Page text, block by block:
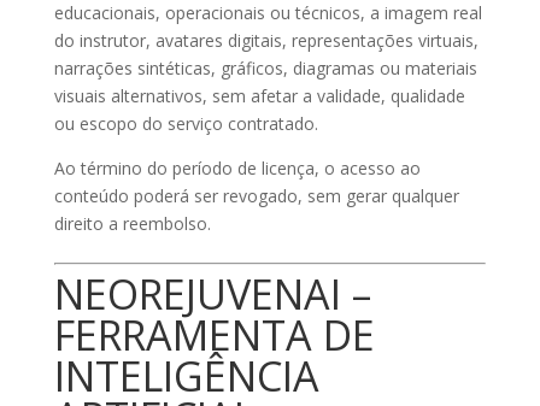
educacionais, operacionais ou técnicos, a imagem real
do instrutor, avatares digitais, representações virtuais,
narrações sintéticas, gráficos, diagramas ou materiais
visuais alternativos, sem afetar a validade, qualidade
ou escopo do serviço contratado.
Ao término do período de licença, o acesso ao
conteúdo poderá ser revogado, sem gerar qualquer
direito a reembolso.
NEOREJUVENAI –
FERRAMENTA DE
INTELIGÊNCIA